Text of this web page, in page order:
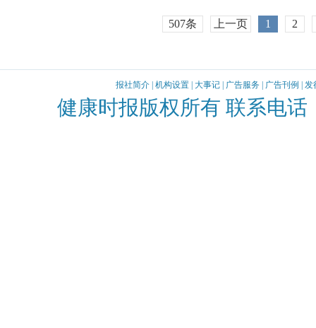
507条 上一页 1 2
报社简介 机构设置 大事记 广告服务 广告刊例 发
健康时报版权所有 联系电话